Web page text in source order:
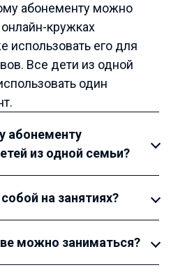
абонементу можно
кружках
использовать его для
Все дети из одной
один
абонементу
из одной семьи?
на занятиях?
можно заниматься?